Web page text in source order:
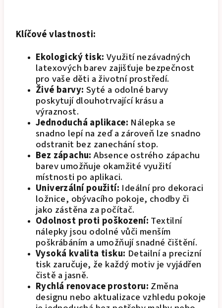
Klíčové vlastnosti:
Ekologický tisk: Využití nezávadných
latexových barev zajišťuje bezpečnost
pro vaše děti a životní prostředí.
Živé barvy: Syté a odolné barvy
poskytují dlouhotrvající krásu a
výraznost.
Jednoduchá aplikace: Nálepka se
snadno lepí na zeď a zároveň lze snadno
odstranit bez zanechání stop.
Bez zápachu:Absence ostrého zápachu
barev umožňuje okamžité využití
místnosti po aplikaci.
Univerzální použití: Ideální pro dekoraci
ložnice, obývacího pokoje, chodby či
jako zástěna za počítač.
Odolnost proti poškození: Textilní
nálepky jsou odolné vůči menším
poškrábáním a umožňují snadné čištění.
Vysoká kvalita tisku: Detailní a precizní
tisk zaručuje, že každý motiv je vyjádřen
čistě a jasně.
Rychlá renovace prostoru: Změna
designu nebo aktualizace vzhledu pokoje